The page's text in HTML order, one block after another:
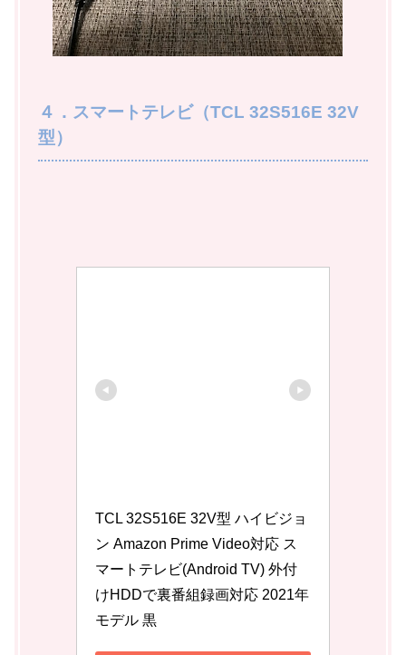
４．スマートテレビ（TCL 32S516E 32V
型）
TCL 32S516E 32V型 ハイビジョ
ン Amazon Prime Video対応 ス
マートテレビ(Android TV) 外付
けHDDで裏番組録画対応 2021年
モデル 黒